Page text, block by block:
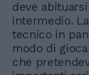
deve
intermedio.
tecnico in
modo di
che